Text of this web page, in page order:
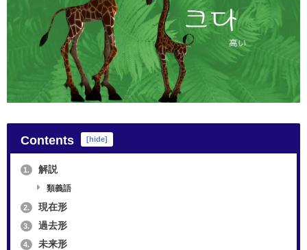
Contents [hide]
1. 解説
類義語
2. 現在形
3. 過去形
4. 未来形